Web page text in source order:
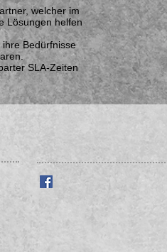
welcher im
Lösungen helfen
Bedürfnisse
SLA-Zeiten